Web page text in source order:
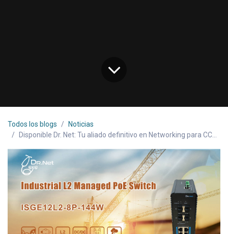
Todos los blogs
Noticias
Disponible Dr. Net: Tu aliado definitivo en Networking para CCTV